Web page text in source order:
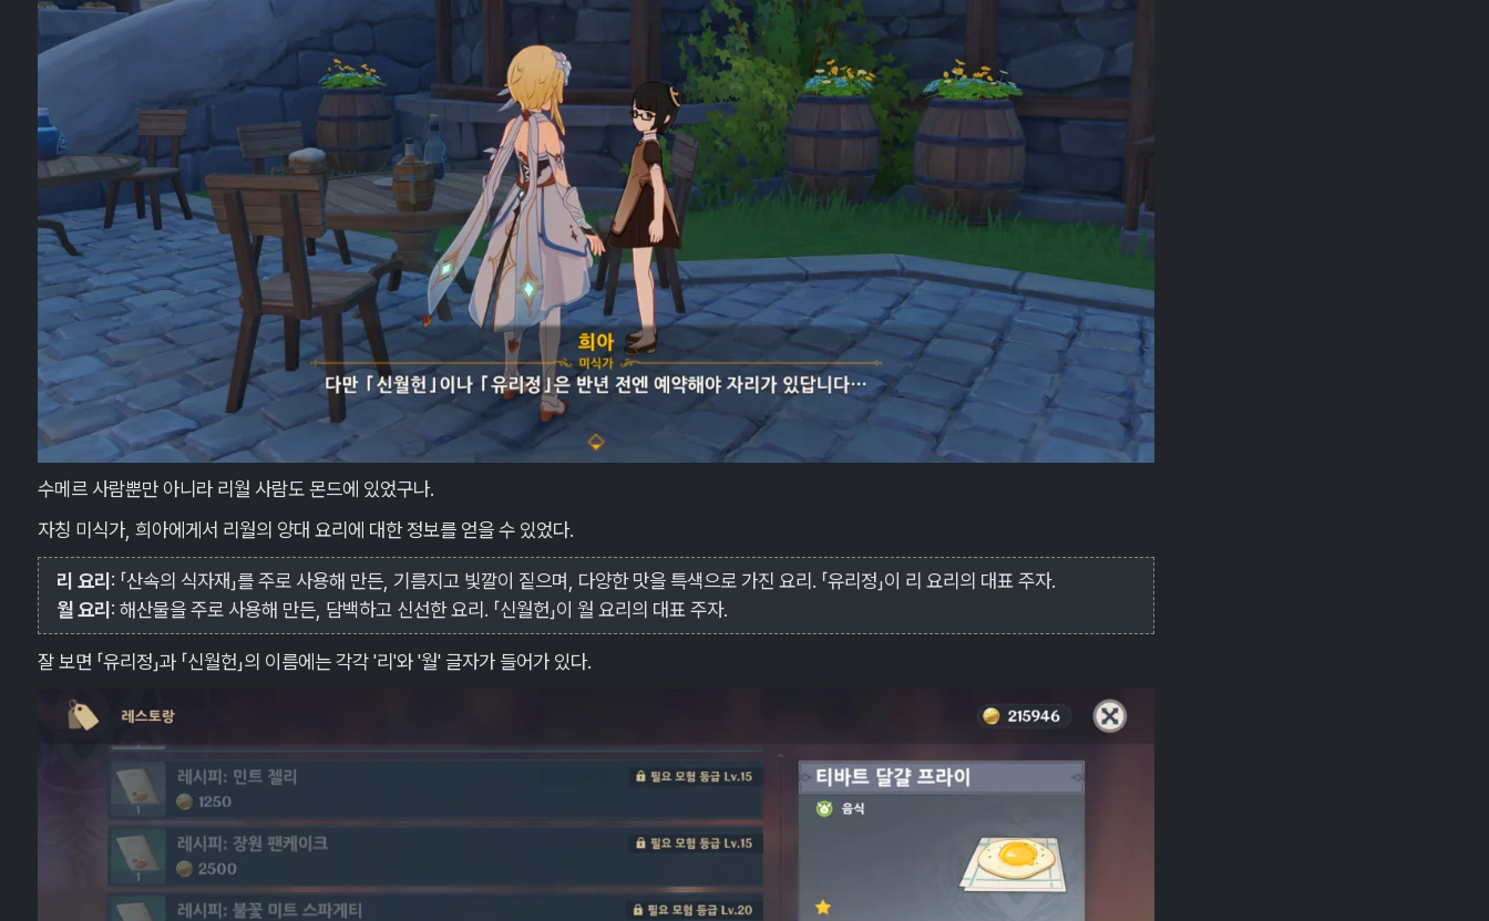
수메르 사람뿐만 아니라 리월 사람도 몬드에 있었구나.
자칭 미식가, 희아에게서 리월의 양대 요리에 대한 정보를 얻을 수 있었다.
리 요리 : 「산속의 식자재」를 주로 사용해 만든, 기름지고 빛깔이 짙으며, 다양한 맛을 특색으로 가진 요리. 「유리정」이 리 요리의 대표 주자.
월 요리 : 해산물을 주로 사용해 만든, 담백하고 신선한 요리. 「신월헌」이 월 요리의 대표 주자.
잘 보면 「유리정」과 「신월헌」의 이름에는 각각 '리'와 '월' 글자가 들어가 있다.